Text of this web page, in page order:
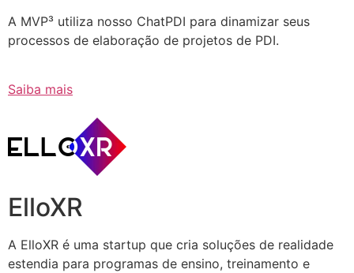
A MVP³ utiliza nosso ChatPDI para dinamizar seus
processos de elaboração de projetos de PDI.
Saiba mais
ElloXR
A ElloXR é uma startup que cria soluções de realidade
estendia para programas de ensino, treinamento e